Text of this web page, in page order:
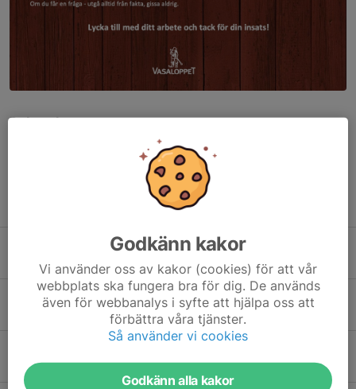
Dela nyhet
Schema Vasaloppet sommarveckan 2026
5 jun, 14:09
Preliminärt schema sommarveckan 2026
21 maj, 16:19 0
18 jan, 17:21 0
Godkänn kakor
Vi använder oss av kakor (cookies) för att vår
webbplats ska fungera bra för dig. De används
även för webbanalys i syfte att hjälpa oss att
förbättra våra tjänster.
Så använder vi cookies
Godkänn alla kakor